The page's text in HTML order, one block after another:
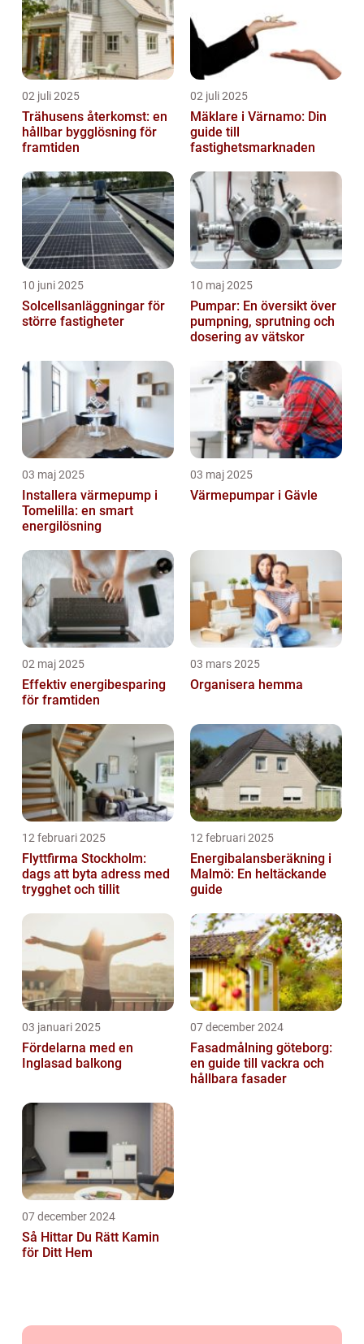
02 juli 2025
Trähusens återkomst: en
hållbar bygglösning för
framtiden
02 juli 2025
Mäklare i Värnamo: Din
guide till
fastighetsmarknaden
10 juni 2025
Solcellsanläggningar för
större fastigheter
10 maj 2025
Pumpar: En översikt över
pumpning, sprutning och
dosering av vätskor
03 maj 2025
Installera värmepump i
Tomelilla: en smart
energilösning
03 maj 2025
Värmepumpar i Gävle
02 maj 2025
Effektiv energibesparing
för framtiden
03 mars 2025
Organisera hemma
12 februari 2025
Flyttfirma Stockholm:
dags att byta adress med
trygghet och tillit
12 februari 2025
Energibalansberäkning i
Malmö: En heltäckande
guide
03 januari 2025
Fördelarna med en
Inglasad balkong
07 december 2024
Fasadmålning göteborg:
en guide till vackra och
hållbara fasader
07 december 2024
Så Hittar Du Rätt Kamin
för Ditt Hem